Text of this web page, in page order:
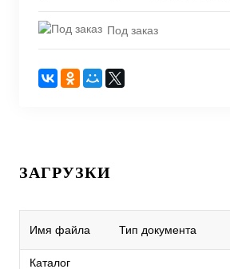
Под заказ
ЗАГРУЗКИ
Имя файла Тип документа
Каталог